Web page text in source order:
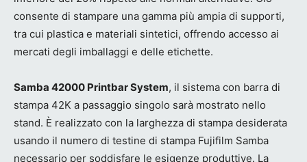
consente di stampare una gamma più ampia di supporti,
tra cui plastica e materiali sintetici, offrendo accesso ai
mercati degli imballaggi e delle etichette.
Samba 42000 Printbar System, il sistema con barra di
stampa 42K a passaggio singolo sarà mostrato nello
stand. È realizzato con la larghezza di stampa desiderata
usando il numero di testine di stampa Fujifilm Samba
necessario per soddisfare le esigenze produttive. La